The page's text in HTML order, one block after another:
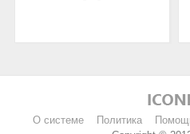
О системе Политика